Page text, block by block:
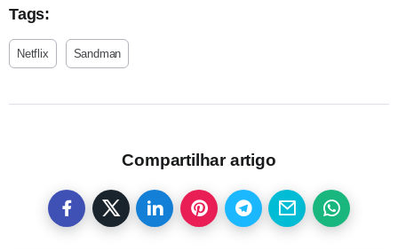
Tags:
Netflix Sandman
Compartilhar artigo